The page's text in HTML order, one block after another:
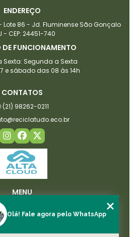
ENDEREÇO
Lote 86 - Jd. Fluminense São Gonçalo
- CEP: 24451-740
DE FUNCIONAMENTO
Sexta: Segunda a Sexta
e sábado das 08 às 14h
CONTATOS
(21) 98262-0211
MENU
LICENÇAS
Olá! Fale agora pelo WhatsApp